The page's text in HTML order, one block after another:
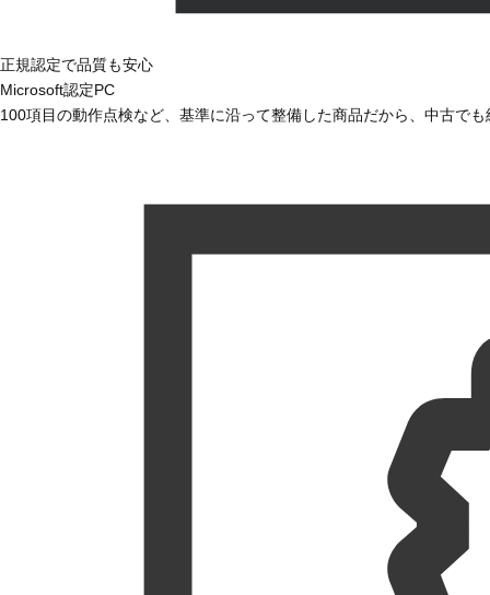
正規認定で品質も安心
Microsoft認定PC
100項目の動作点検など、基準に沿って整備した商品だから、中古で